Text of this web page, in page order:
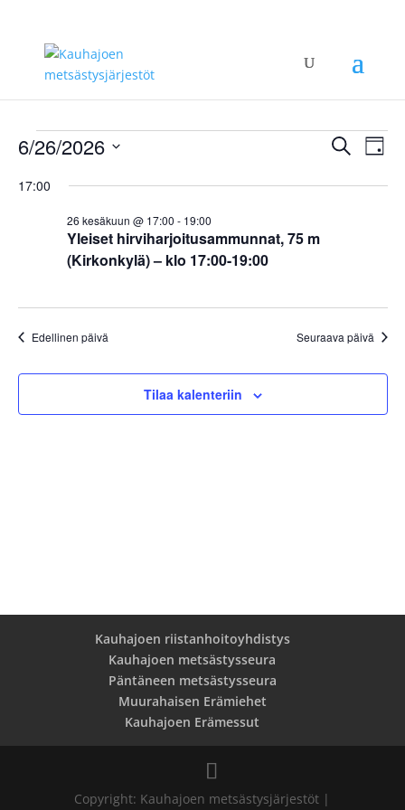
Tapahtumat
26.6.2026 aja
Etsi Päivä
6/26/2026
päivä.
17:00
Yleiset hirviharjoitusammunnat, 75 m
(Kirkonkylä) – klo 17:00-19:00
26 kesäkuun @ 17:00 - 19:00
Edellinen päivä Seuraava päivä
Tilaa kalenteriin
Kauhajoen riistanhoitoyhdistys
Kauhajoen metsästysseura
Päntäneen metsästysseura
Muurahaisen Erämiehet
Kauhajoen Erämessut
Copyright: Kauhajoen metsästysjärjestöt |